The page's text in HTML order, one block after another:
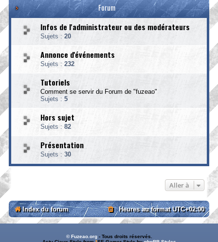
Forum
Infos de l'administrateur ou des modérateurs
Sujets : 20
Annonce d'événements
Sujets : 232
Tutoriels
Comment se servir du Forum de "fuzeao"
Sujets : 5
Hors sujet
Sujets : 82
Présentation
Sujets : 30
Aller à
Index du forum Heures au formatUTC+02:00
© Fuzeao.org- Tous droits réservés.